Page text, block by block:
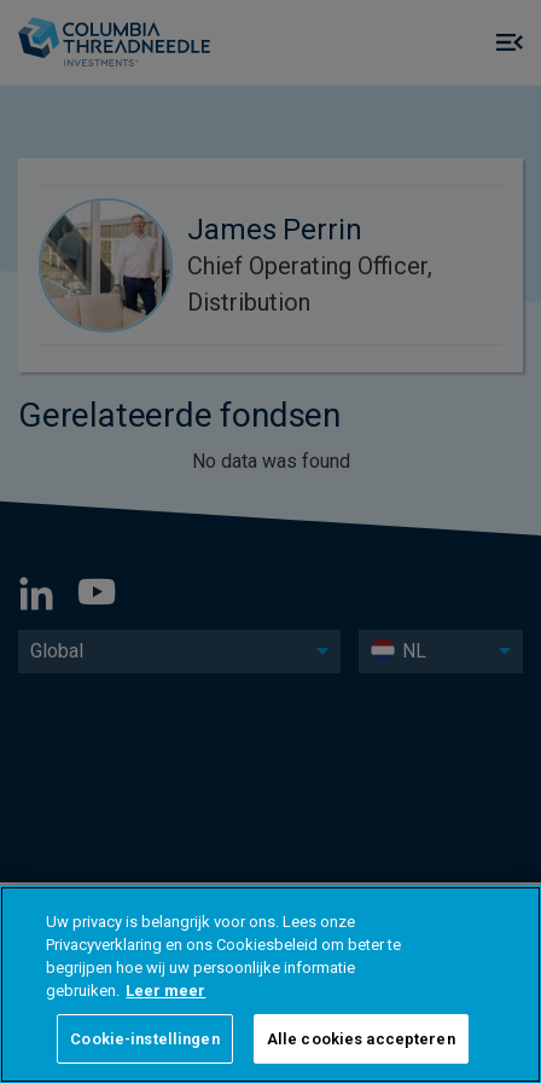
James Perrin
Chief Operating Officer,
Distribution
Gerelateerde fondsen
No data was found
Global NL
Uw privacy is belangrijk voor ons. Lees onze
Privacyverklaring en ons Cookiesbeleid om beter te
begrijpen hoe wij uw persoonlijke informatie
gebruiken. Leer meer
Cookie-instellingen Alle cookies accepteren